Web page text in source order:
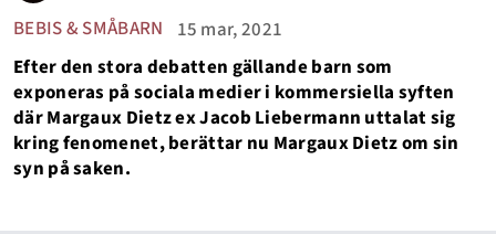
BEBIS & SMÅBARN 15 mar, 2021
Efter den stora debatten gällande barn som
exponeras på sociala medier i kommersiella syften
där Margaux Dietz ex Jacob Liebermann uttalat sig
kring fenomenet, berättar nu Margaux Dietz om sin
syn på saken.